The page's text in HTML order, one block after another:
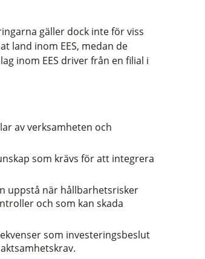
gäller dock inte för viss
land inom EES, medan de
inom EES driver från en filial i
av verksamheten och
som krävs för att integrera
uppstå när hållbarhetsrisker
och som kan skada
som investeringsbeslut